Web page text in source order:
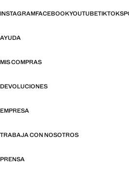
INSTAGRAMFACEBOOKYOUTUBETIKTOK
AYUDA
MIS COMPRAS
DEVOLUCIONES
EMPRESA
TRABAJA CON NOSOTROS
PRENSA